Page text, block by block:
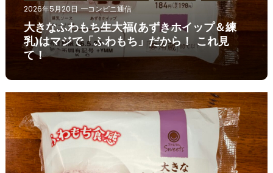
2026年5月20日
コンビニ通信
大きなふわもち生大福(あずきホイップ＆練
乳)はマジで「ふわもち」だから！ これ見
て！